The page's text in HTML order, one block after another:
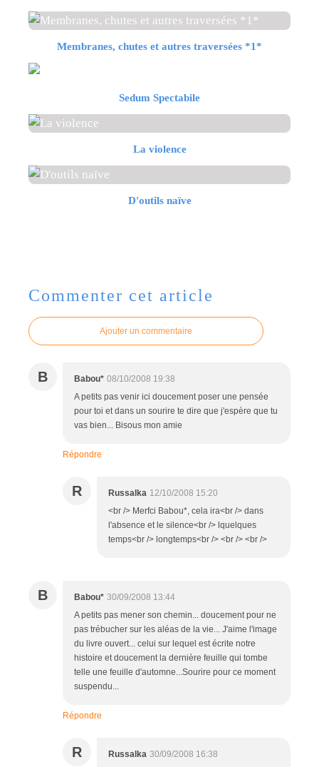
Membranes, chutes et autres traversées *1*
Sedum Spectabile
La violence
D'outils naïve
Commenter cet article
Ajouter un commentaire
B Babou* 08/10/2008 19:38
A petits pas venir ici doucement poser une pensée
pour toi et dans un sourire te dire que j'espère que tu
vas bien... Bisous mon amie
Répondre
R Russalka 12/10/2008 15:20
<br /> Merfci Babou*, cela ira<br /> dans
l'absence et le silence<br /> lquelques
temps<br /> longtemps<br /> <br /> <br />
B Babou* 30/09/2008 13:44
A petits pas mener son chemin... doucement pour ne
pas trébucher sur les aléas de la vie... J'aime l'image
du livre ouvert... celui sur lequel est écrite notre
histoire et doucement la dernière feuille qui tombe
telle une feuille d'automne...Sourire pour ce moment
suspendu...
Répondre
R Russalka 30/09/2008 16:38